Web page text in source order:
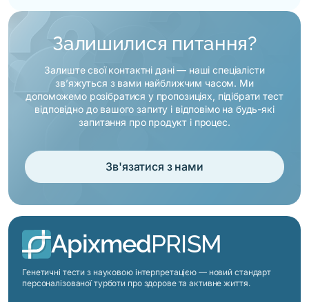
від інших факторів. Обидва
показники входять до генетичного
тесту як частина системного
серцево-судинного профілю.
особливості, які впливають на те, як
система. Генетична схильність до
особливості регуляції тиску,
ефективність ліпідного обміну,
інтенсивність запальної відповіді —
ці фактори незалежні від поточних
показників і можуть бути
симптомів. Результати тесту
доповнюють дані кардіологічних
допомагають формувати
превентивний підхід разом із
лікарем.
Залишилися питання?
Залиште свої контактні дані — наші спеціалісти
зв’яжуться з вами найближчим часом. Ми
допоможемо розібратися у пропозиціях, підібрати тест
відповідно до вашого запиту і відповімо на будь-які
запитання про продукт і процес.
Зв'язатися з нами
ApixmedPRISM
Генетичні тести з науковою інтерпретацією — новий стандарт
персоналізованої турботи про здорове та активне життя.